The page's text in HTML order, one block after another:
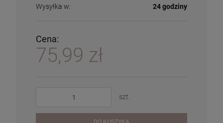
Wysyłka w: 24 godziny
Cena:
75,99 zł
szt.